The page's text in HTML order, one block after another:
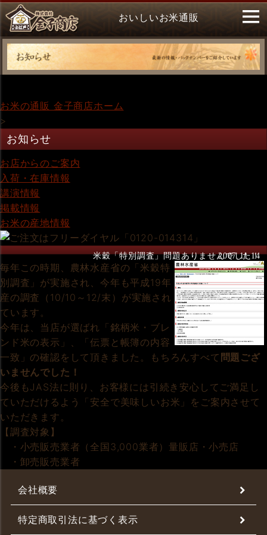
おいしいお米通販
お米の通販 金子商店ホーム
>
お知らせ
お店からのご案内
入荷・在庫情報
講演情報
掲載情報
お米の産地情報
米穀「特別調査」問題ありませんでした！
2007.11.14
毎年この時期、農林水産省の「米穀特
別調査」が実施され、今年も平成19年
産の調査（10/10～12/末）が実施され
ています。
今年は、当店が選ばれ「銘柄米・ブレ
ンド米の表示」、「伝票と帳簿の内容
一致」の確認をして頂きました。もちろんすべて 問題ござ
いませんでした！
今後もJAS法に則り、お客様には引続き安心してご満足し
ていただけるよう「安全で美味しいお米」をご案内させて
いただきます。
【調査対象】
・小売販売業者（全国3,000業者）量販店・小売店
・卸売販売業者
会社概要
特定商取引法に基づく表示